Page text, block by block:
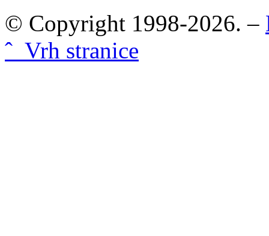
© Copyright 1998-2026. –
ˆ Vrh stranice